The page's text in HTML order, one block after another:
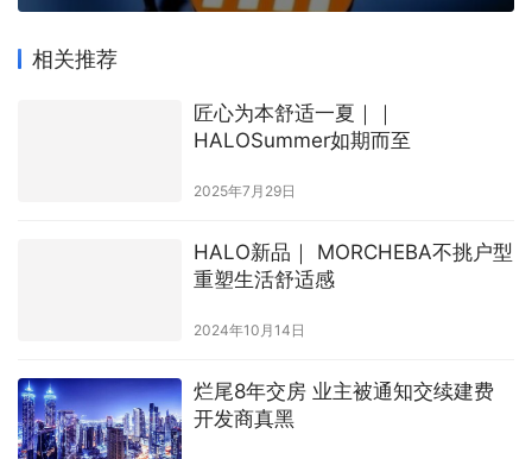
相关推荐
匠心为本舒适一夏｜｜
HALOSummer如期而至
2025年7月29日
HALO新品｜ MORCHEBA不挑户型
重塑生活舒适感
2024年10月14日
烂尾8年交房 业主被通知交续建费
开发商真黑